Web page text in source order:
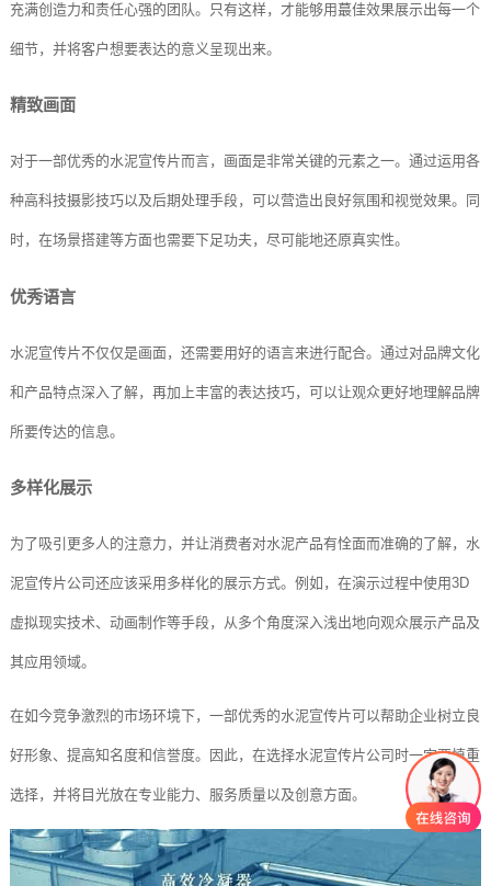
充满创造力和责任心强的团队。只有这样，才能够用蕞佳效果展示出每一个
细节，并将客户想要表达的意义呈现出来。
精致画面
对于一部优秀的水泥宣传片而言，画面是非常关键的元素之一。通过运用各
种高科技摄影技巧以及后期处理手段，可以营造出良好氛围和视觉效果。同
时，在场景搭建等方面也需要下足功夫，尽可能地还原真实性。
优秀语言
水泥宣传片不仅仅是画面，还需要用好的语言来进行配合。通过对品牌文化
和产品特点深入了解，再加上丰富的表达技巧，可以让观众更好地理解品牌
所要传达的信息。
多样化展示
为了吸引更多人的注意力，并让消费者对水泥产品有恮面而准确的了解，水
泥宣传片公司还应该采用多样化的展示方式。例如，在演示过程中使用3D
虚拟现实技术、动画制作等手段，从多个角度深入浅出地向观众展示产品及
其应用领域。
在如今竞争激烈的市场环境下，一部优秀的水泥宣传片可以帮助企业树立良
好形象、提高知名度和信誉度。因此，在选择水泥宣传片公司时一定要慎重
选择，并将目光放在专业能力、服务质量以及创意方面。